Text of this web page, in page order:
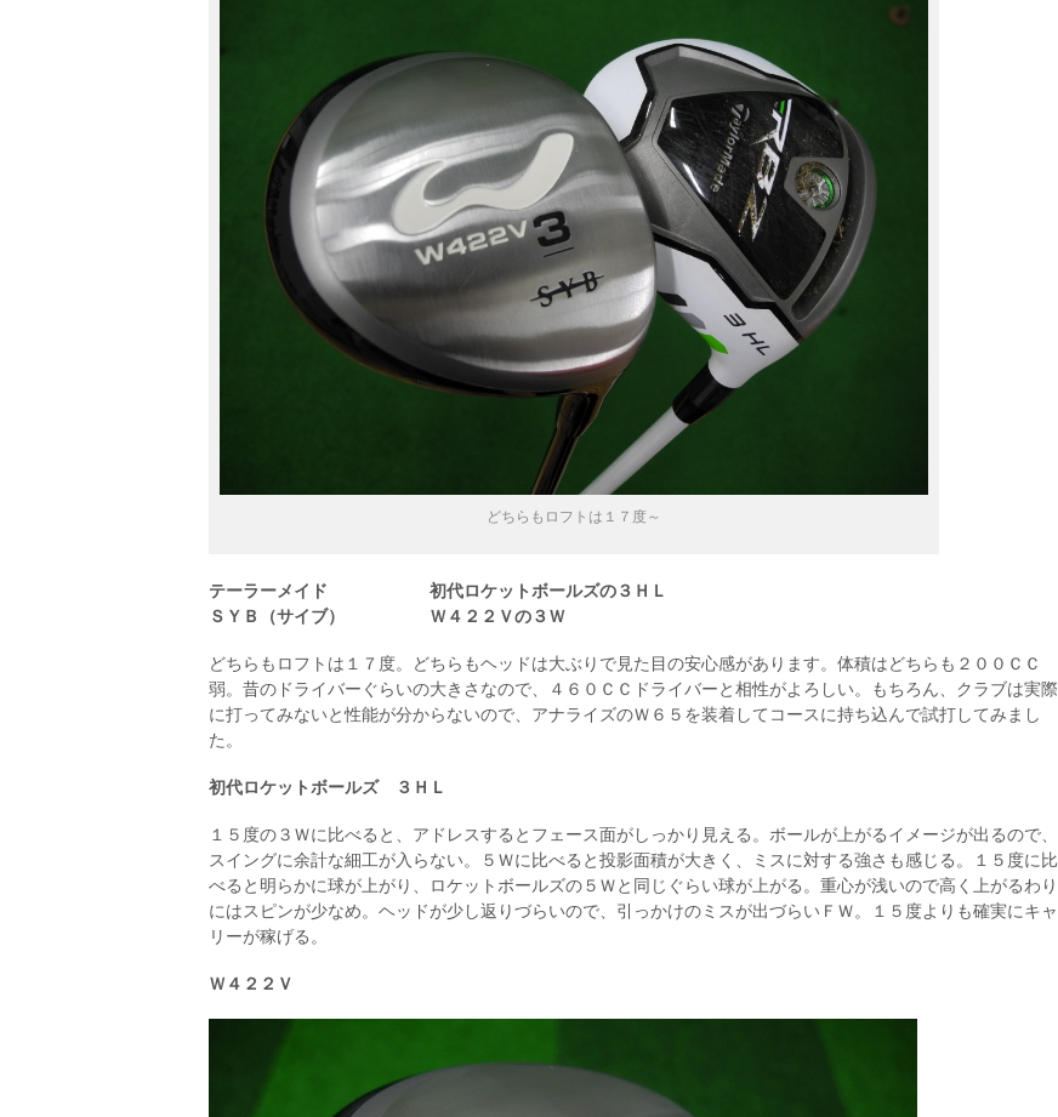
どちらもロフトは１７度～
テーラーメイド 初代ロケットボールズの３ＨＬ
ＳＹＢ（サイブ） Ｗ４２２Ｖの３Ｗ
どちらもロフトは１７度。どちらもヘッドは大ぶりで見た目の安心感があります。体積はどちらも２００ＣＣ
弱。昔のドライバーぐらいの大きさなので、４６０ＣＣドライバーと相性がよろしい。もちろん、クラブは実際
に打ってみないと性能が分からないので、アナライズのＷ６５を装着してコースに持ち込んで試打してみまし
た。
初代ロケットボールズ ３ＨＬ
１５度の３Ｗに比べると、アドレスするとフェース面がしっかり見える。ボールが上がるイメージが出るので、
スイングに余計な細工が入らない。５Ｗに比べると投影面積が大きく、ミスに対する強さも感じる。１５度に比
べると明らかに球が上がり、ロケットボールズの５Ｗと同じぐらい球が上がる。重心が浅いので高く上がるわり
にはスピンが少なめ。ヘッドが少し返りづらいので、引っかけのミスが出づらいＦＷ。１５度よりも確実にキャ
リーが稼げる。
Ｗ４２２Ｖ